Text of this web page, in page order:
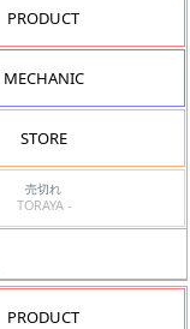
PRODUCT
MECHANIC
STORE
売切れ
TORAYA -
PRODUCT